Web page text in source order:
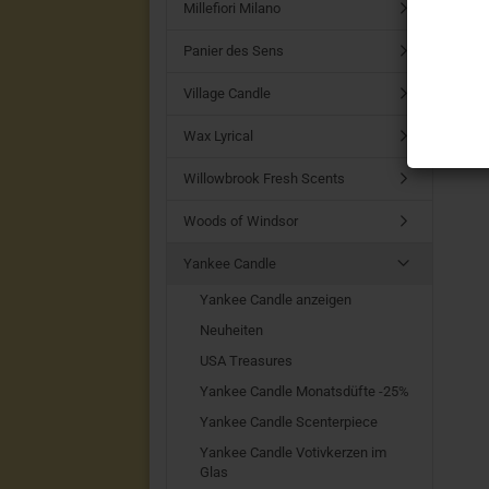
Millefiori Milano
Panier des Sens
Village Candle
Wax Lyrical
Willowbrook Fresh Scents
Woods of Windsor
Yankee Candle
Yankee Candle anzeigen
Neuheiten
USA Treasures
Yankee Candle Monatsdüfte -25%
Yankee Candle Scenterpiece
Yankee Candle Votivkerzen im
Glas